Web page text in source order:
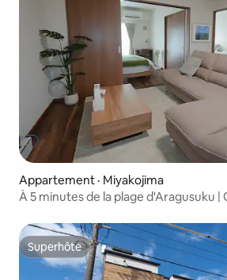
Appartement · Miyakojima
À 5 minutes de la plage d'Aragusuku |
Superhôte
Superhôte